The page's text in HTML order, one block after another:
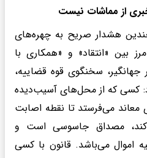
از مماشات نیست
هشدار صریح به چهره‌های
بین «انتقاد» و «همکاری با
سخنگوی قوه قضاییه،
کسی که از محل‌های آسیب‌دیده
می‌فرستد تا نقطه اصابت
مصداق جاسوسی است و
اموال می‌باشد. قانون با کسی